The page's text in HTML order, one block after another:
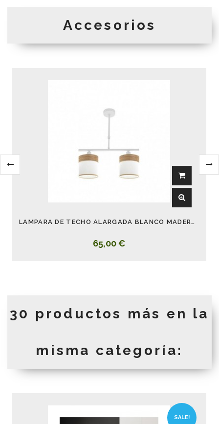
Accesorios
LAMPARA DE TECHO ALARGADA BLANCO MADERA CLARA CLOE
65,00 €
30 productos más en la
misma categoría:
SALE!